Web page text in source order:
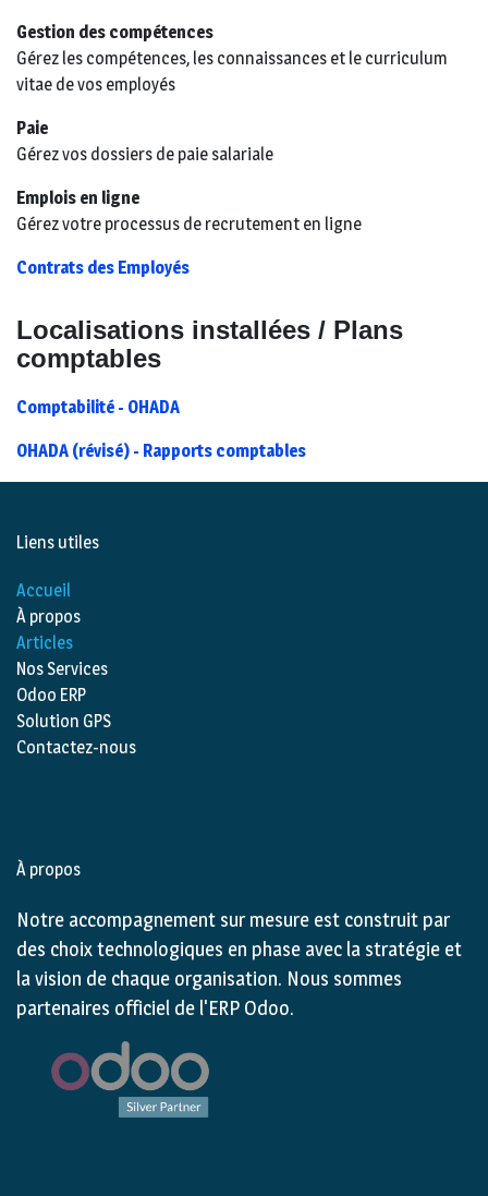
Gestion des compétences
Gérez les compétences, les connaissances et le curriculum
vitae de vos employés
Paie
Gérez vos dossiers de paie salariale
Emplois en ligne
Gérez votre processus de recrutement en ligne
Contrats des Employés
Localisations installées / Plans
comptables
Comptabilité - OHADA
OHADA (révisé) - Rapports comptables
Liens utiles
Accueil
À propos
Articles
Nos Services
Odoo ERP​
Solution GPS
Contactez-nous
À propos
Notre accompagnement sur mesure est construit par
des choix technologiques en phase avec la stratégie et
la vision de chaque organisation. Nous sommes
partenaires officiel de l'ERP Odoo.